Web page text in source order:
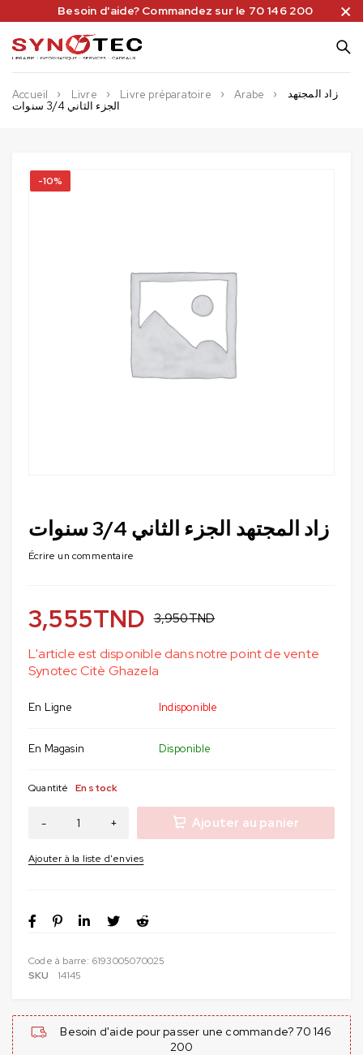
Besoin d'aide? Commandez sur le 70 146 200
Accueil Livre Livre préparatoire Arabe
زاد المجتهد
الجزء الثاني 3/4 سنوات
-10%
زاد المجتهد الجزء الثاني 3/4 سنوات
Écrire un commentaire
3,950TND
3,555TND
L'article est disponible dans notre point de vente
Synotec Citè Ghazela
En Ligne Indisponible
En Magasin Disponible
Quantité En stock
Ajouter au panier
Code à barre: 6193005070025
SKU
14145
Besoin d'aide pour passer une commande? 70 146
200